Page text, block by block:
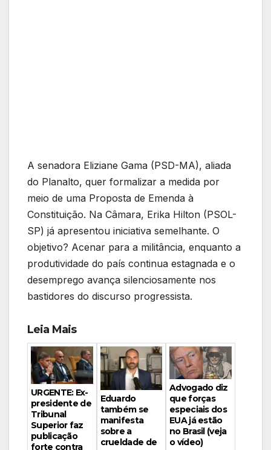
A senadora Eliziane Gama (PSD-MA), aliada
do Planalto, quer formalizar a medida por
meio de uma Proposta de Emenda à
Constituição. Na Câmara, Erika Hilton (PSOL-
SP) já apresentou iniciativa semelhante. O
objetivo? Acenar para a militância, enquanto a
produtividade do país continua estagnada e o
desemprego avança silenciosamente nos
bastidores do discurso progressista.
Leia Mais
URGENTE: Ex-
presidente de
Tribunal
Superior faz
publicação
forte contra
Eduardo
também se
manifesta
sobre a
crueldade de
Advogado diz
que forças
especiais dos
EUA já estão
no Brasil (veja
o vídeo)